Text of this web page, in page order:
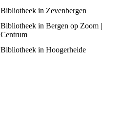
Bibliotheek in Zevenbergen
Bibliotheek in Bergen op Zoom |
Centrum
Bibliotheek in Hoogerheide